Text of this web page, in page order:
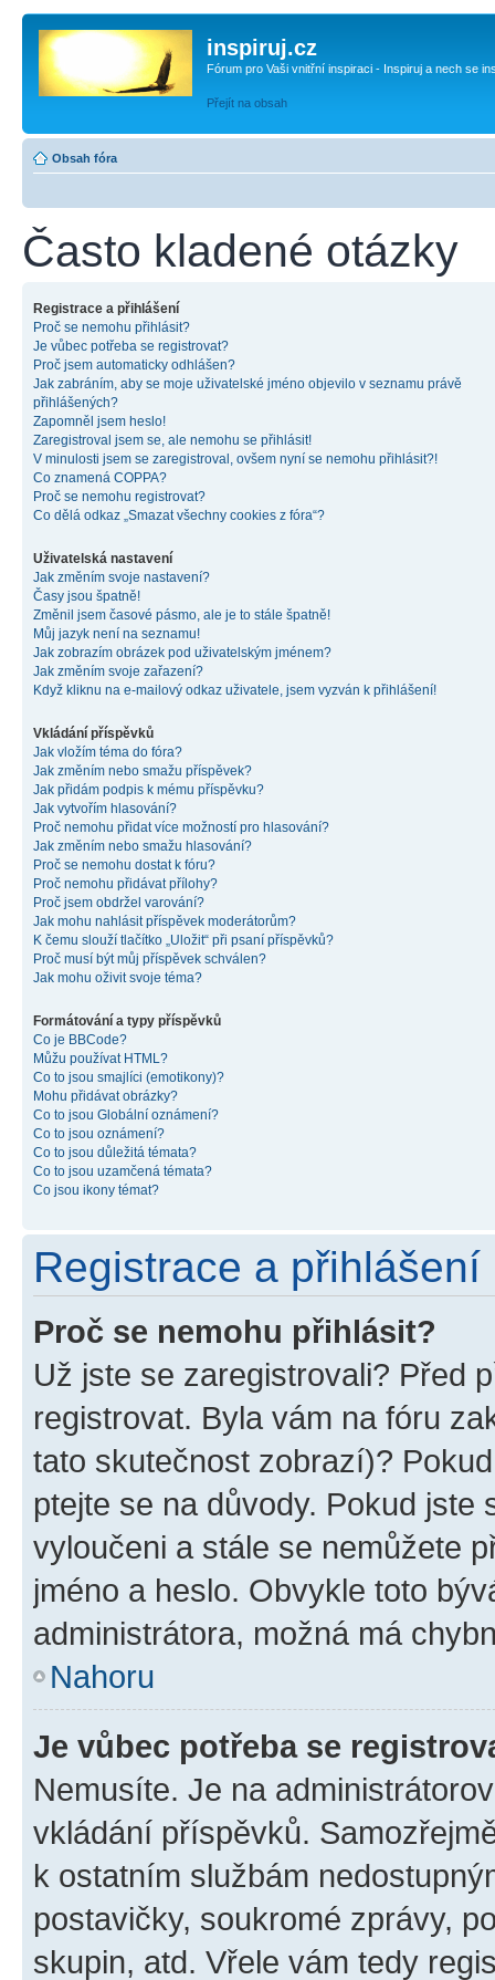
inspiruj.cz
Fórum pro Vaši vnitřní inspiraci - Inspiruj a nech se
Přejít na obsah
Obsah fóra
Často kladené otázky
Registrace a přihlášení
Proč se nemohu přihlásit?
Je vůbec potřeba se registrovat?
Proč jsem automaticky odhlášen?
Jak zabráním, aby se moje uživatelské jméno objevilo v seznamu právě
přihlášených?
Zapomněl jsem heslo!
Zaregistroval jsem se, ale nemohu se přihlásit!
V minulosti jsem se zaregistroval, ovšem nyní se nemohu přihlásit?!
Co znamená COPPA?
Proč se nemohu registrovat?
Co dělá odkaz „Smazat všechny cookies z fóra“?
Uživatelská nastavení
Jak změním svoje nastavení?
Časy jsou špatně!
Změnil jsem časové pásmo, ale je to stále špatně!
Můj jazyk není na seznamu!
Jak zobrazím obrázek pod uživatelským jménem?
Jak změním svoje zařazení?
Když kliknu na e-mailový odkaz uživatele, jsem vyzván k přihlášení!
Vkládání příspěvků
Jak vložím téma do fóra?
Jak změním nebo smažu příspěvek?
Jak přidám podpis k mému příspěvku?
Jak vytvořím hlasování?
Proč nemohu přidat více možností pro hlasování?
Jak změním nebo smažu hlasování?
Proč se nemohu dostat k fóru?
Proč nemohu přidávat přílohy?
Proč jsem obdržel varování?
Jak mohu nahlásit příspěvek moderátorům?
K čemu slouží tlačítko „Uložit“ při psaní příspěvků?
Proč musí být můj příspěvek schválen?
Jak mohu oživit svoje téma?
Formátování a typy příspěvků
Co je BBCode?
Můžu používat HTML?
Co to jsou smajlíci (emotikony)?
Mohu přidávat obrázky?
Co to jsou Globální oznámení?
Co to jsou oznámení?
Co to jsou důležitá témata?
Co to jsou uzamčená témata?
Co jsou ikony témat?
Registrace a přihlášení
Proč se nemohu přihlásit?
Už jste se zaregistrovali? Před
registrovat. Byla vám na fóru
tato skutečnost zobrazí)?
ptejte se na důvody. Pokud jste
vyloučeni a stále se nemůžete
jméno a heslo. Obvykle toto
administrátora, možná má
Nahoru
Je vůbec potřeba se
Nemusíte. Je na
vkládání příspěvků.
k ostatním službám
postavičky, soukromé zprávy,
skupin, atd. Vřele vám tedy